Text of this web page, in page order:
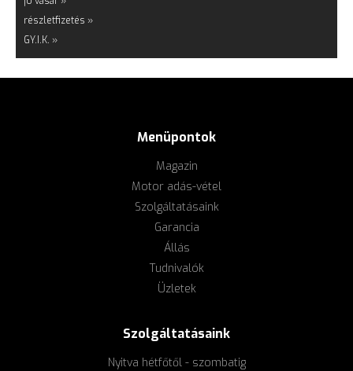
részletfizetés »
GY.I.K. »
Menüpontok
Magazin
Motor adás-vétel
Szolgáltatásaink
Garancia
Állás
Tudnivalók
Üzletek
Szolgáltatásaink
Nyitva hétfőtől - szombatig